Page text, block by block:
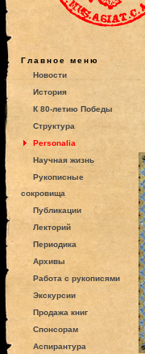
Главное меню
Новости
История
К 80-летию Победы
Структура
Personalia
Научная жизнь
Рукописные
сокровища
Публикации
Лекторий
Периодика
Архивы
Работа с рукописями
Экскурсии
Продажа книг
Спонсорам
Аспирантура